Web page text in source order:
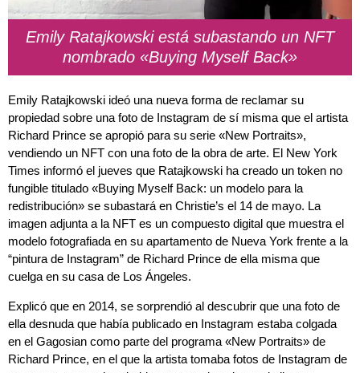
Emily Ratajkowski está subastando un NFT
nombrado «Buying Myself Back»
Emily Ratajkowski ideó una nueva forma de reclamar su
propiedad sobre una foto de Instagram de sí misma que el artista
Richard Prince se apropió para su serie «New Portraits»,
vendiendo un NFT con una foto de la obra de arte. El New York
Times informó el jueves que Ratajkowski ha creado un token no
fungible titulado «Buying Myself Back: un modelo para la
redistribución» se subastará en Christie’s el 14 de mayo. La
imagen adjunta a la NFT es un compuesto digital que muestra el
modelo fotografiada en su apartamento de Nueva York frente a la
“pintura de Instagram” de Richard Prince de ella misma que
cuelga en su casa de Los Ángeles.
Explicó que en 2014, se sorprendió al descubrir que una foto de
ella desnuda que había publicado en Instagram estaba colgada
en el Gagosian como parte del programa «New Portraits» de
Richard Prince, en el que la artista tomaba fotos de Instagram de